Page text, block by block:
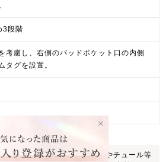
3段階
考慮し、右側のパッドポケット口の内側
タグを設置。
イダリーレース機によって布やチュール等